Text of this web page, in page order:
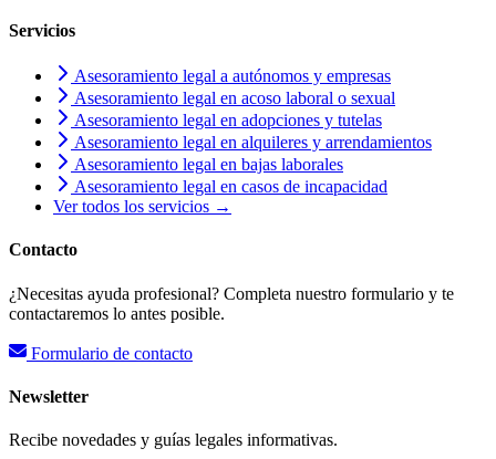
Servicios
Asesoramiento legal a autónomos y empresas
Asesoramiento legal en acoso laboral o sexual
Asesoramiento legal en adopciones y tutelas
Asesoramiento legal en alquileres y arrendamientos
Asesoramiento legal en bajas laborales
Asesoramiento legal en casos de incapacidad
Ver todos los servicios →
Contacto
¿Necesitas ayuda profesional? Completa nuestro formulario y te
contactaremos lo antes posible.
Formulario de contacto
Newsletter
Recibe novedades y guías legales informativas.